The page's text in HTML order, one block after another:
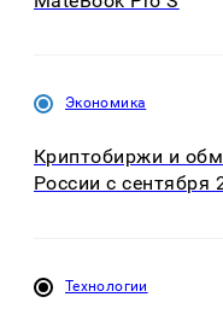
Экономика
Криптобиржи и
России с сентября
Технологии